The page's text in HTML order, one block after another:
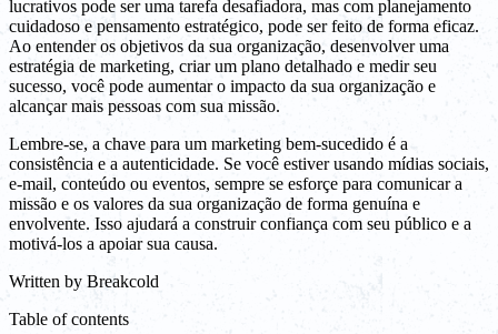
lucrativos pode ser uma tarefa desafiadora, mas com planejamento
cuidadoso e pensamento estratégico, pode ser feito de forma eficaz.
Ao entender os objetivos da sua organização, desenvolver uma
estratégia de marketing, criar um plano detalhado e medir seu
sucesso, você pode aumentar o impacto da sua organização e
alcançar mais pessoas com sua missão.
Lembre-se, a chave para um marketing bem-sucedido é a
consistência e a autenticidade. Se você estiver usando mídias sociais,
e-mail, conteúdo ou eventos, sempre se esforçe para comunicar a
missão e os valores da sua organização de forma genuína e
envolvente. Isso ajudará a construir confiança com seu público e a
motivá-los a apoiar sua causa.
Written by Breakcold
Table of contents